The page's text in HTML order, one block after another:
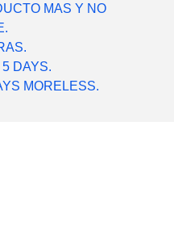
MAS Y NO
DAYS.
MORELESS.